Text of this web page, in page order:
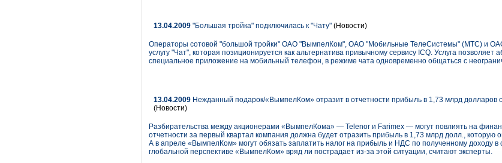
13.04.2009 "Большая тройка" подключилась к "Чату" (Новости)
Операторы сотовой "большой тройки" ОАО "ВымпелКом", ОАО "Мобильные ТелеСистемы" (МТС) и
услугу "Чат", которая позиционируется как альтернатива привычному сервису ICQ. Услуга позволяет
специальное приложение на мобильный телефон, в режиме чата одновременно общаться с
13.04.2009 Нежданный подарок/«ВымпелКом» отразит в отчетности прибыль в 1,73 млрд долларов
(Новости)
Разбирательства между акционерами «ВымпелКома» — Telenor и Farimex — могут повлиять на
отчетности за первый квартал компания должна будет отразить прибыль в 1,73 млрд долл., которую
А в апреле «ВымпелКом» могут обязать заплатить налог на прибыль и НДС по полученному доходу
глобальной перспективе «ВымпелКом» вряд ли пострадает из-за этой ситуации, считают эксперты.